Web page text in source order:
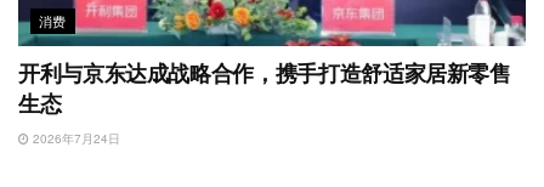
消费
开利与京东达成战略合作，携手打造舒适家居新零售
生态
2026年7月24日